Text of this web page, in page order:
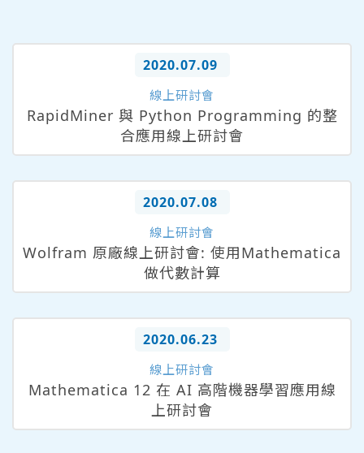
2020.07.09
線上研討會
RapidMiner 與 Python Programming 的整
合應用線上研討會
2020.07.08
線上研討會
Wolfram 原廠線上研討會: 使用Mathematica
做代數計算
2020.06.23
線上研討會
Mathematica 12 在 AI 高階機器學習應用線
上研討會